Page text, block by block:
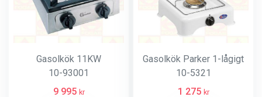
Gasolkök 11KW
10-93001
9 995 kr
Gasolkök Parker 1-lågigt
10-5321
1 275 kr